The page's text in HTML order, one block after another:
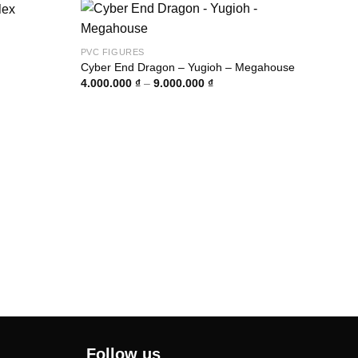
PVC FIGURES
Cyber End Dragon – Yugioh – Megahouse
4.000.000 ₫ – 9.000.000 ₫Khoảng
Follow us